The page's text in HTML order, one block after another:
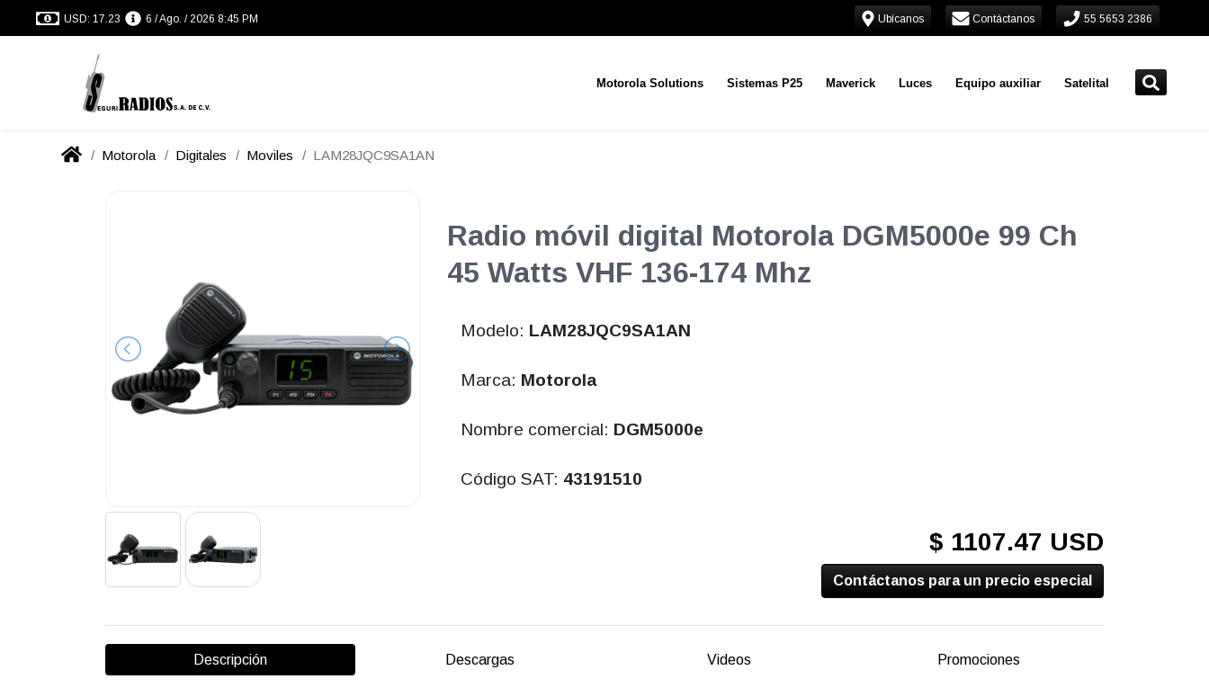
USD: 17.23 6 / Ago. / 2026 8:45 PM Ubícanos Contáctanos 55 5653 2386
Motorola Solutions Sistemas P25 Maverick Luces Equipo auxiliar Satelital
Motorola Digitales Moviles LAM28JQC9SA1AN
Radio móvil digital Motorola DGM5000e 99 Ch
45 Watts VHF 136-174 Mhz
Modelo: LAM28JQC9SA1AN
Marca: Motorola
Nombre comercial: DGM5000e
Código SAT: 43191510
$ 1107.47 USD
Contáctanos para un precio especial
Descripción Descargas Videos Promociones